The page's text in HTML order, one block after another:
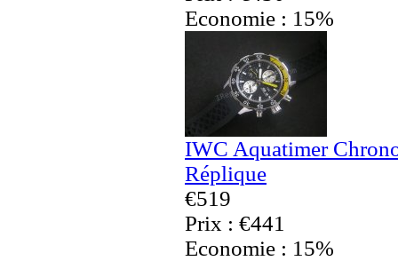
Economie : 15%
IWC Aquatimer
Réplique
€519
Prix : €441
Economie : 15%